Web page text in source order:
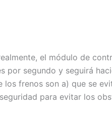
el módulo de
por segundo y seguirá
frenos son a) que se
para evitar los